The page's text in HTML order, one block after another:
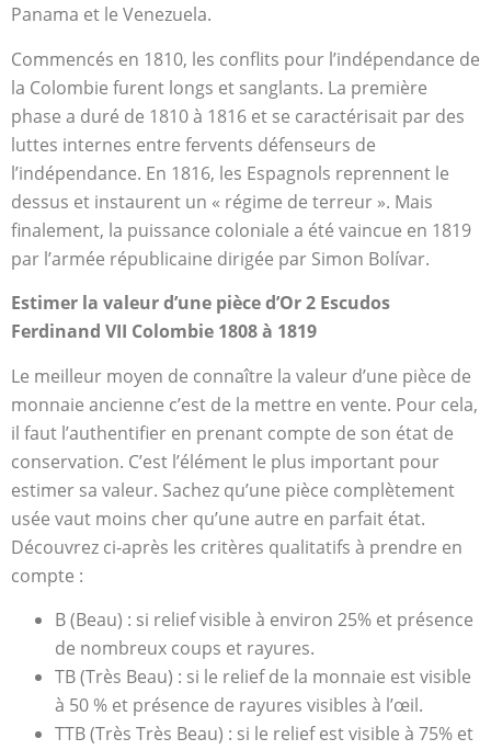
Panama et le Venezuela.
Commencés en 1810, les conflits pour l’indépendance de
la Colombie furent longs et sanglants. La première
phase a duré de 1810 à 1816 et se caractérisait par des
luttes internes entre fervents défenseurs de
l’indépendance. En 1816, les Espagnols reprennent le
dessus et instaurent un « régime de terreur ». Mais
finalement, la puissance coloniale a été vaincue en 1819
par l’armée républicaine dirigée par Simon Bolívar.
Estimer la valeur d’une pièce d’Or 2 Escudos
Ferdinand VII Colombie 1808 à 1819
Le meilleur moyen de connaître la valeur d’une pièce de
monnaie ancienne c’est de la mettre en vente. Pour cela,
il faut l’authentifier en prenant compte de son état de
conservation. C’est l’élément le plus important pour
estimer sa valeur. Sachez qu’une pièce complètement
usée vaut moins cher qu’une autre en parfait état.
Découvrez ci-après les critères qualitatifs à prendre en
compte :
B (Beau) : si relief visible à environ 25% et présence
de nombreux coups et rayures.
TB (Très Beau) : si le relief de la monnaie est visible
à 50 % et présence de rayures visibles à l’œil.
TTB (Très Très Beau) : si le relief est visible à 75% et